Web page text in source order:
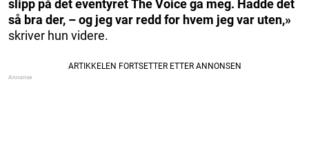
slipp på det eventyret The Voice ga meg. Hadde det
så bra der, – og jeg var redd for hvem jeg var uten,»
skriver hun videre.